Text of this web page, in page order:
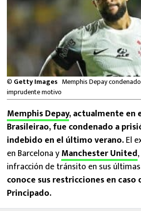
BOXEO
LIGA MX
© Getty Images Memphis Depay
imprudente motivo
Memphis Depay, actualmente en
Brasileirao, fue condenado a
indebido en el último verano.El
en Barcelona yManchester United
infracción de tránsito en sus
conoce sus restricciones en caso
Principado.